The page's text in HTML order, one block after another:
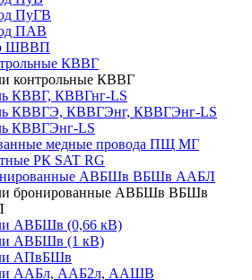
ПуГВ
ПАВ
ШВВП
КВВГ
контрольные КВВГ
КВВГ, КВВГнг-LS
КВВГЭ, КВВГЭнг, КВВГЭнг-LS
КВВГЭнг-LS
медные провода ПЩ МГ
РК SAT RG
АВБШв ВБШв ААБЛ
бронированные АВБШв ВБШв
АВБШв (0,66 кВ)
АВБШв (1 кВ)
АПвБШв
ААБл, ААБ2л, ААШВ